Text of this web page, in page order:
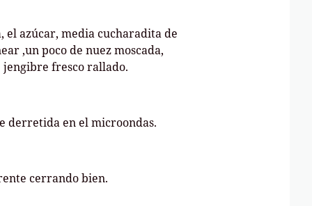
el azúcar, media cucharadita de
,un poco de nuez moscada,
jengibre fresco rallado.
en el microondas.
cerrando bien.